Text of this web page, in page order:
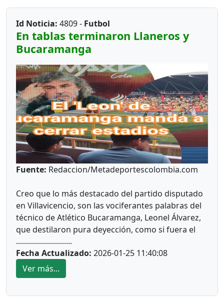
Id Noticia: 4809 - Futbol
En tablas terminaron Llaneros y
Bucaramanga
Fuente: Redaccion/Metadeportescolombia.com
Creo que lo más destacado del partido disputado
en Villavicencio, son las vociferantes palabras del
técnico de Atlético Bucaramanga, Leonel Álvarez,
que destilaron pura deyección, como si fuera el
campeón del Mundo.
............................
Fecha Actualizado: 2026-01-25 11:40:08
Ver más...